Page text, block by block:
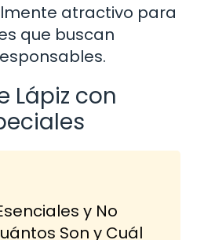
atractivo para
que buscan
Lápiz con
y No
Son y Cuál